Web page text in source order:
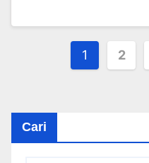
Paginasi
1 2
Cari